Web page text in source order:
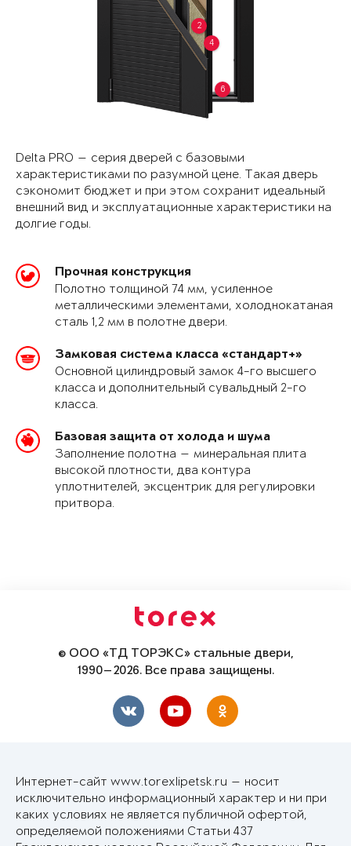
2
4
6
Delta PRO — серия дверей с базовыми
характеристиками по разумной цене. Такая дверь
сэкономит бюджет и при этом сохранит идеальный
внешний вид и эксплуатационные характеристики на
долгие годы.
Прочная конструкция
Полотно толщиной 74 мм, усиленное
металлическими элементами, холоднокатаная
сталь 1,2 мм в полотне двери.
Замковая система класса «стандарт+»
Основной цилиндровый замок 4-го высшего
класса и дополнительный сувальдный 2-го
класса.
Базовая защита от холода и шума
Заполнение полотна — минеральная плита
высокой плотности, два контура
уплотнителей, эксцентрик для регулировки
притвора.
© ООО «ТД ТОРЭКС» стальные двери,
1990—2026. Все права защищены.
Интернет-сайт www.torexlipetsk.ru — носит
исключительно информационный характер и ни при
каких условиях не является публичной офертой,
определяемой положениями Статьи 437